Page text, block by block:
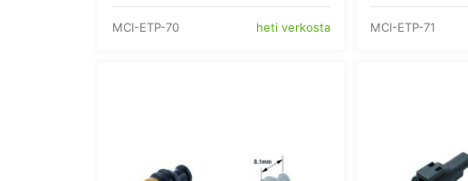
MCI-ETP-70 heti verkosta MCI-ETP-71